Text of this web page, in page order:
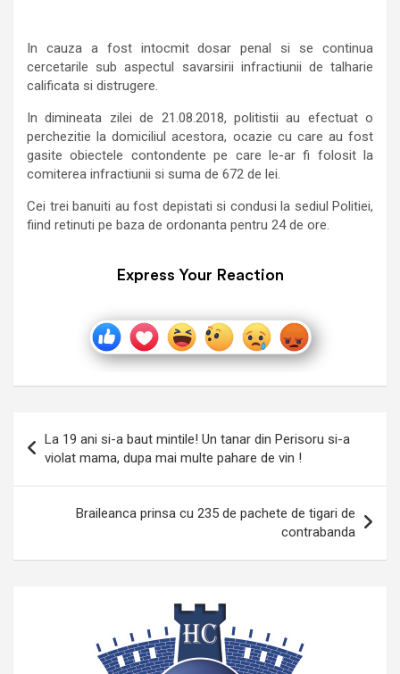
In cauza a fost intocmit dosar penal si se continua
cercetarile sub aspectul savarsirii infractiunii de talharie
calificata si distrugere.
In dimineata zilei de 21.08.2018, politistii au efectuat o
perchezitie la domiciliul acestora, ocazie cu care au fost
gasite obiectele contondente pe care le-ar fi folosit la
comiterea infractiunii si suma de 672 de lei.
Cei trei banuiti au fost depistati si condusi la sediul Politiei,
fiind retinuti pe baza de ordonanta pentru 24 de ore.
Express Your Reaction
în
articole
La 19 ani si-a baut mintile! Un tanar din Perisoru si-a
violat mama, dupa mai multe pahare de vin !
Braileanca prinsa cu 235 de pachete de tigari de
contrabanda